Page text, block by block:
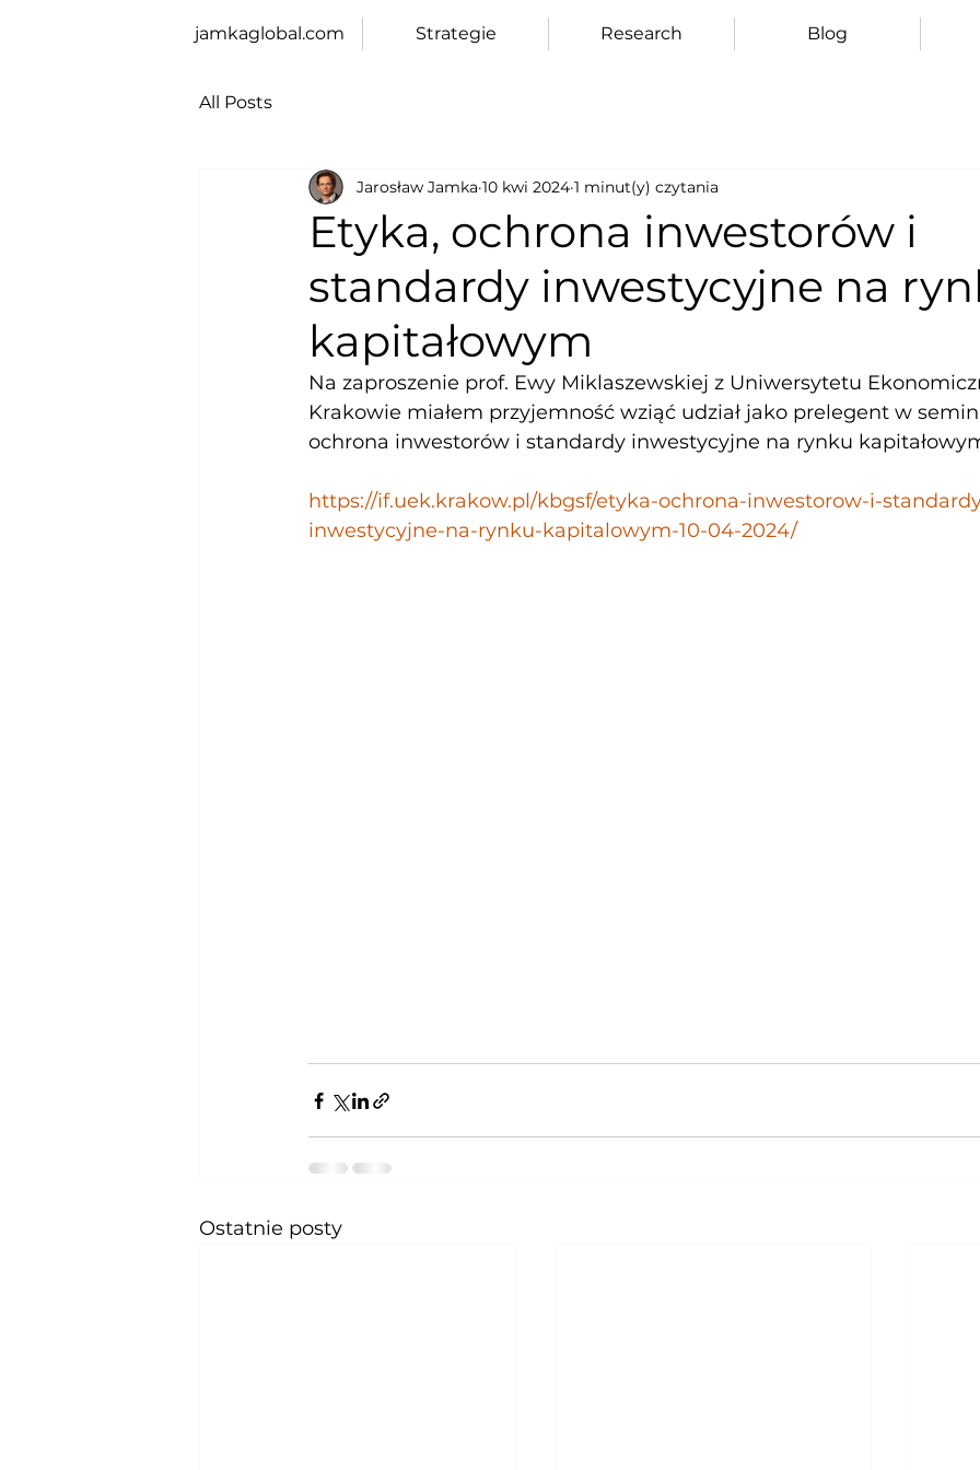
jamkaglobal.com Strategie Research Blog
All Posts
Etyka, ochrona inwestorów i
standardy inwestycyjne na
kapitałowym
Jarosław Jamka 10 kwi 2024 1 minut(y) czytania
Na zaproszenie prof. Ewy Miklaszewskiej z Uniwersytetu
Krakowie miałem przyjemność wziąć udział jako prelegent w
ochrona inwestorów i standardy inwestycyjne na rynku
https://if.uek.krakow.pl/kbgsf/etyka-ochrona-inwestorow-i-
inwestycyjne-na-rynku-kapitalowym-10-04-2024/
Ostatnie posty